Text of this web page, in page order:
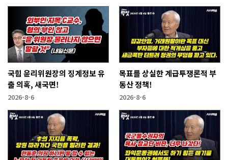
국힘 윤리위원장의 징계정보 유
출 의혹, 새국면!
2026-8-6
목표를 상실한 계급투쟁론적 부
동산 정책!
2026-8-6